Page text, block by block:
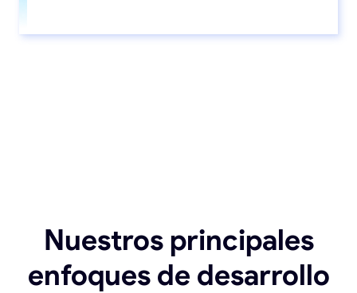
Nuestros principales
enfoques de desarrollo